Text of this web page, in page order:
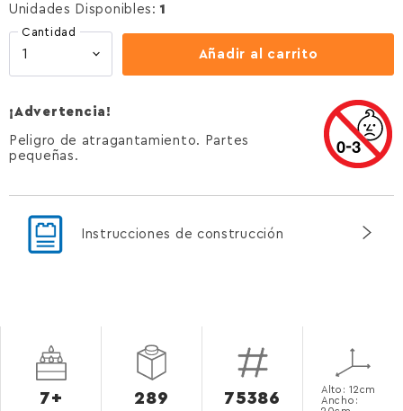
Unidades Disponibles:1
Cantidad
Añadir al carrito
¡Advertencia!
Peligro de atragantamiento. Partes
pequeñas.
Instrucciones de construcción
7+ 289 75386
Alto: 12cm
Ancho: